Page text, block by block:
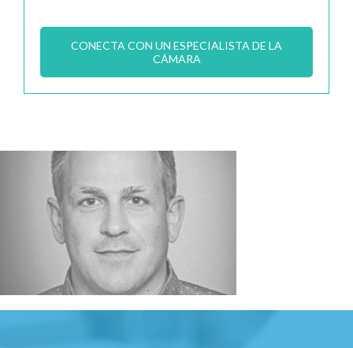
CONECTA CON UN ESPECIALISTA DE LA
CÁMARA